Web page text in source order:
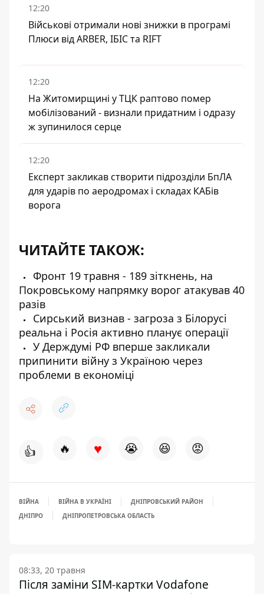
12:20
Військові отримали нові знижки в програмі
Плюси від ARBER, ІБІС та RIFT
12:20
На Житомирщині у ТЦК раптово помер
мобілізований - визнали придатним і одразу
ж зупинилося серце
12:20
Експерт закликав створити підрозділи БпЛА
для ударів по аеродромах і складах КАБів
ворога
ЧИТАЙТЕ ТАКОЖ:
Фронт 19 травня - 189 зіткнень, на
Покровському напрямку ворог атакував 40
разів
Сирський визнав - загроза з Білорусі
реальна і Росія активно планує операції
У Держдумі РФ вперше закликали
припинити війну з Україною через
проблеми в економіці
👍 🔥 ♥ 😭 😆 😡
ВІЙНА ВІЙНА В УКРАЇНІ
ДНІПРОВСЬКИЙ РАЙОН
ДНІПРО
ДНІПРОПЕТРОВСЬКА ОБЛАСТЬ
08:33, 20 травня
Після заміни SIM-картки Vodafone